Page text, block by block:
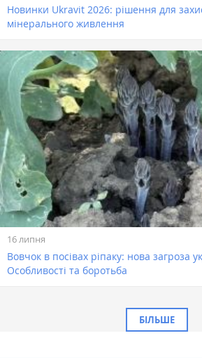
Новинки Ukravit 2026: рішення для
мінерального живлення
16 липня
Вовчок в посівах ріпаку: нова загроза
Особливості та боротьба
БІЛЬШЕ